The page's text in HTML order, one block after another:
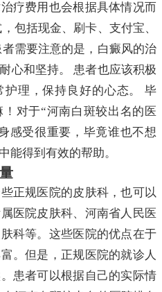
疗费用也会根据具体情况而
包括现金、刷卡、支付宝、
需要注意的是，白癜风的治
心和坚持。 患者也应该积极
理，保持良好的心态。 毕
对于“河南白斑较出名的医
感受很重要，毕竟谁也不想
能得到有效的帮助。
正规医院的皮肤科，也可以
医院皮肤科、河南省人民医
科等。这些医院的优点在于
。但是，正规医院的就诊人
患者可以根据自己的实际情